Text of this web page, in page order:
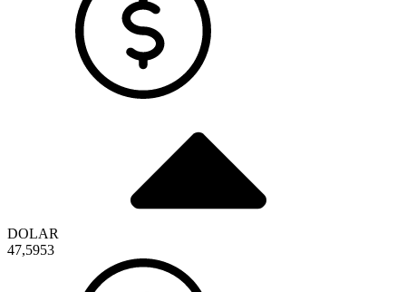
DOLAR
47,5953